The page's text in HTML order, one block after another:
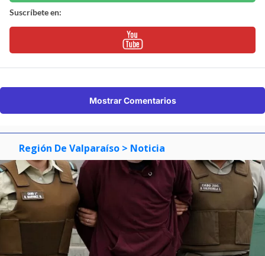
Suscríbete en:
Mostrar Comentarios
Región De Valparaíso > Noticia